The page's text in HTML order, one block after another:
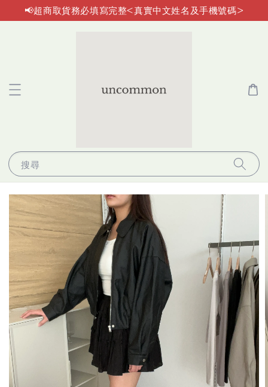
📢超商取貨務必填寫完整<真實中文姓名及手機號碼>
搜尋